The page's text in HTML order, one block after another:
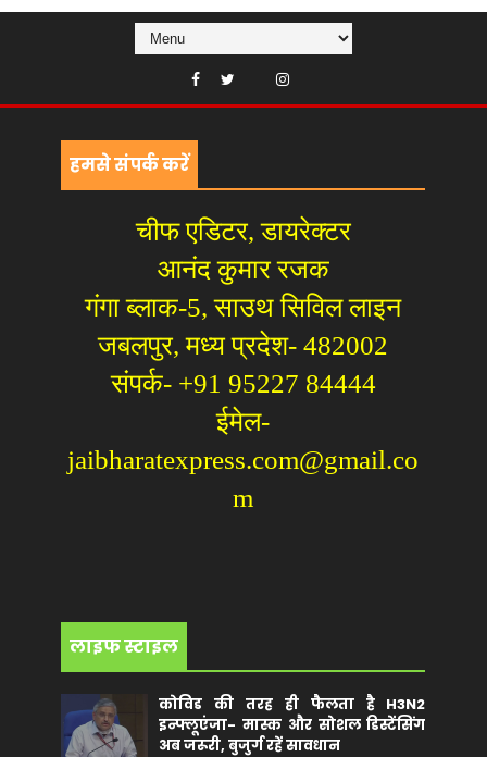
हमसे संपर्क करें
चीफ एडिटर, डायरेक्टर
आनंद कुमार रजक
गंगा ब्लाक-5, साउथ सिविल लाइन
जबलपुर, मध्य प्रदेश- 482002
संपर्क- +91 95227 84444
ईमेल-
jaibharatexpress.com@gmail.co
m
लाइफ स्टाइल
कोविड की तरह ही फैलता है H3N2
इन्फ्लूएंजा- मास्क और सोशल डिस्टेंसिंग
अब जरूरी, बुजुर्ग रहें सावधान